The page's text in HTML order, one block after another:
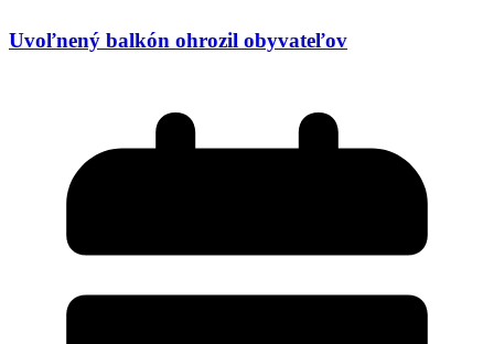
Uvoľnený balkón ohrozil obyvateľov